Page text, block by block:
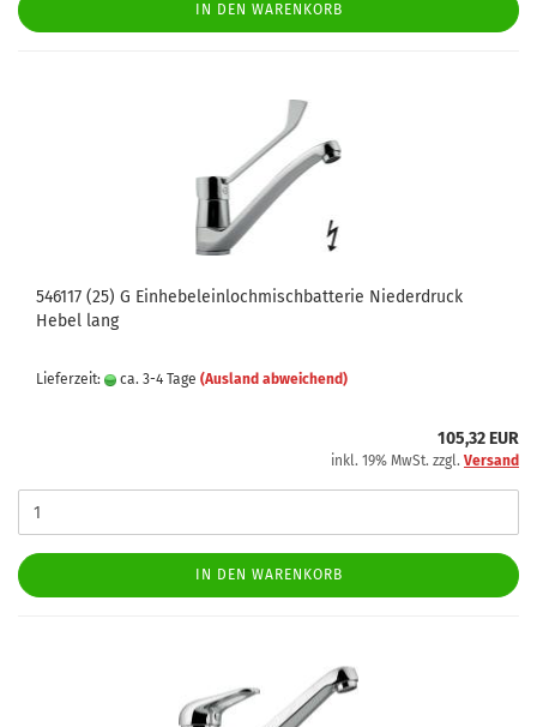
IN DEN WARENKORB
546117 (25) G Einhebeleinlochmischbatterie Niederdruck
Hebel lang
Lieferzeit: ca. 3-4 Tage (Ausland abweichend)
105,32 EUR
inkl. 19% MwSt. zzgl. Versand
IN DEN WARENKORB